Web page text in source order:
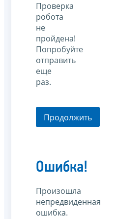
Проверка
робота
не
пройдена!
Попробуйте
отправить
еще
раз.
Продолжить
Ошибка!
Произошла
непредвиденная
ошибка.